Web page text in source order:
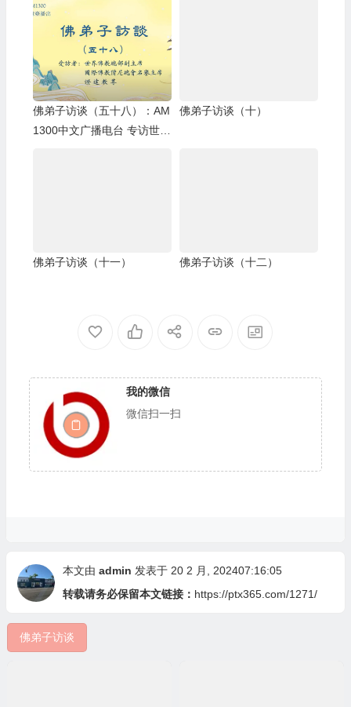
佛弟子访谈（五十八）：AM
1300中文广播电台 专访世界
佛弟子访谈（十）
佛弟子访谈（十一） 佛弟子访谈（十二）
我的微信
微信扫一扫
本文由 admin 发表于 20 2 月, 202407:16:05
转载请务必保留本文链接： https://ptx365.com/1271/
佛弟子访谈